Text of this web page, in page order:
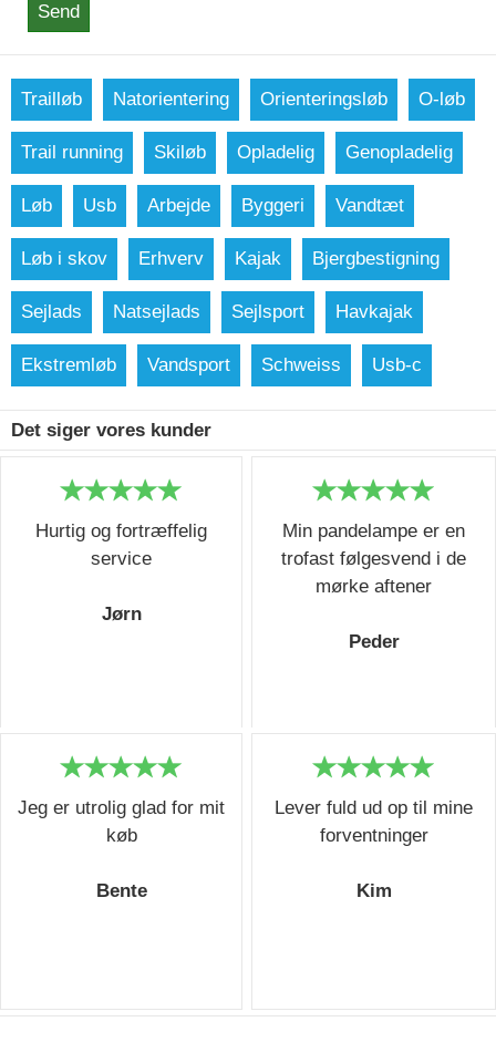
Send
Trailløb Natorientering Orienteringsløb O-løb
Trail running Skiløb Opladelig Genopladelig
Løb Usb Arbejde Byggeri Vandtæt
Løb i skov Erhverv Kajak Bjergbestigning
Sejlads Natsejlads Sejlsport Havkajak
Ekstremløb Vandsport Schweiss Usb-c
Det siger vores kunder
Hurtig og fortræffelig
service
Jørn
Min pandelampe er en
trofast følgesvend i de
mørke aftener
Peder
Jeg er utrolig glad for mit
køb
Bente
Lever fuld ud op til mine
forventninger
Kim